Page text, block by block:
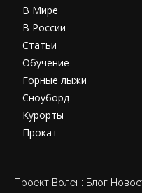
В Мире
В России
Статьи
Обучение
Горные лыжи
Сноуборд
Курорты
Прокат
Проект Волен: Блог